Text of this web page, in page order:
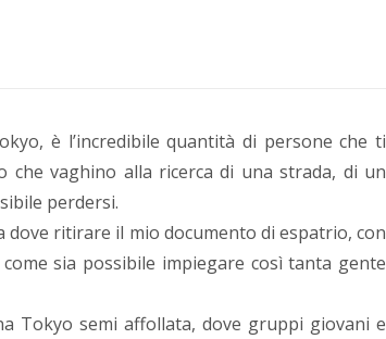
è l’incredibile quantità di persone che ti
che vaghino alla ricerca di una strada, di un
perdersi.
ritirare il mio documento di espatrio, con
sia possibile impiegare così tanta gente
Tokyo semi affollata, dove gruppi giovani e